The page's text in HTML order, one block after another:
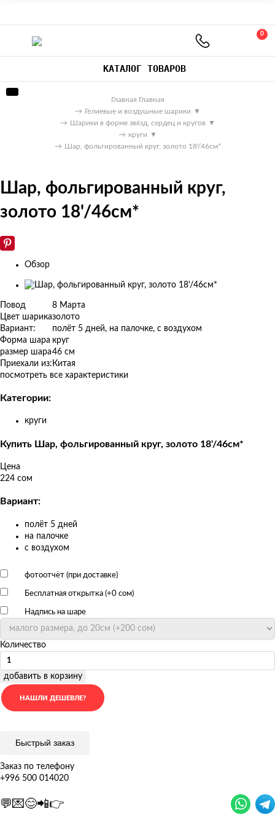
0
КАТАЛОГ ТОВАРОВ
Главная Главная
→ Гелиевые и воздушные шарики ▼
→ Шарики в форме звёзд, сердец и кругов ▼
→ круги ▼
→ Шар, фольгированный круг, золото 18'/46см*
Шар, фольгированный круг,
золото 18'/46см*
Обзор
Изображения
товаров
Повод
8 Марта
Цвет шариказолото
Вариант:
полёт 5 дней, на палочке, с воздухом
Форма шара круг
размер шара46 см
Приехали из: Китая
посмотреть все характеристики
Категории:
круги
Купить Шар, фольгированный круг, золото 18'/46см*
Цена
224 сом
Вариант:
полёт 5 дней
на палочке
с воздухом
фотоотчёт (при доставке)
Бесплатная открытка (+0 сом)
Надпись на шаре
Количество
добавить в корзину
Быстрый заказ
Заказ по телефону
+996 500 014020
💬💌😊📲👉